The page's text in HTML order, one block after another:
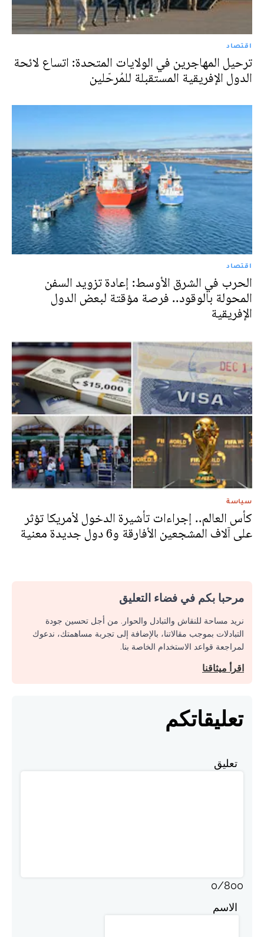
اقتصاد
ترحيل المهاجرين في الولايات المتحدة: اتساع لائحة
الدول الإفريقية المستقبلة للمُرحّلين
اقتصاد
الحرب في الشرق الأوسط: إعادة تزويد السفن
المحولة بالوقود.. فرصة مؤقتة لبعض الدول
الإفريقية
سياسة
كأس العالم.. إجراءات تأشيرة الدخول لأمريكا تؤثر
على آلاف المشجعين الأفارقة و6 دول جديدة معنية
مرحبا بكم في فضاء التعليق
نريد مساحة للنقاش والتبادل والحوار. من أجل تحسين جودة
التبادلات بموجب مقالاتنا، بالإضافة إلى تجربة مساهمتك، ندعوك
لمراجعة قواعد الاستخدام الخاصة بنا.
اقرأ ميثاقنا
تعليقاتكم
تعليق
0/800
الاسم